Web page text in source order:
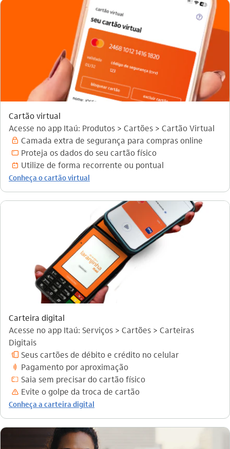
Cartão virtual
Acesse no app Itaú: Produtos > Cartões > Cartão Virtual
seguranca_outline Camada extra de segurança para compras online
cartao_outline Proteja os dados do seu cartão físico
daily_outline Utilize de forma recorrente ou pontual
Conheça o cartão virtual
Carteira digital
Acesse no app Itaú: Serviços > Cartões > Carteiras
Digitais
carteira_digital_outline Seus cartões de débito e crédito no celular
nfc Pagamento por aproximação
cartao_virtual Saia sem precisar do cartão físico
aviso_outline Evite o golpe da troca de cartão
Conheça a carteira digital